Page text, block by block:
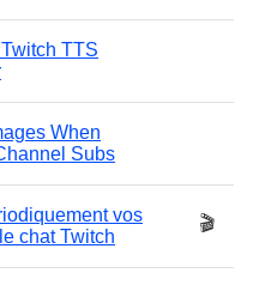
TTS
When
Subs
vos
chat Twitch
🎬